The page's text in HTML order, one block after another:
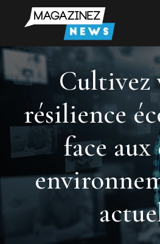
Cultivez
résilience
face aux